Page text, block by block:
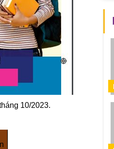
10/2023.